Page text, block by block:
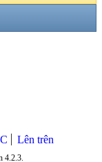
Lên trên
4.2.3.